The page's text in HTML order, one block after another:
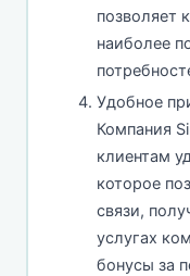
позволяет
наиболее
Удобное
Компания
клиентам
которое
связи,
услугах
бонусы за